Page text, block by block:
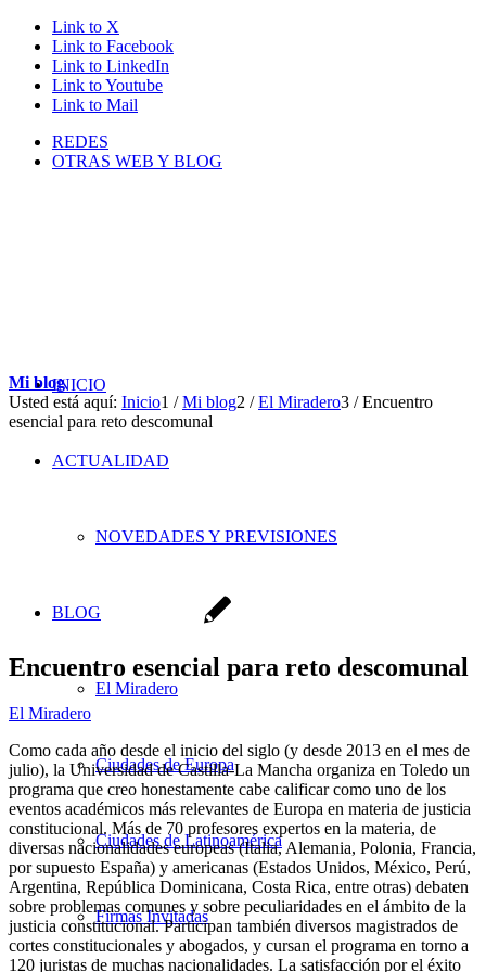
Link to X
Link to Facebook
Link to LinkedIn
Link to Youtube
Link to Mail
REDES
OTRAS WEB Y BLOG
INICIO
ACTUALIDAD
NOVEDADES Y PREVISIONES
BLOG
El Miradero
Ciudades de Europa
Ciudades de Latinoamérica
Firmas Invitadas
Mi blog
Usted está aquí: Inicio1 / Mi blog2 / El Miradero3 / Encuentro
esencial para reto descomunal
Encuentro esencial para reto descomunal
El Miradero
Como cada año desde el inicio del siglo (y desde 2013 en el mes de
julio), la Universidad de Castilla-La Mancha organiza en Toledo un
programa que creo honestamente cabe calificar como uno de los
eventos académicos más relevantes de Europa en materia de justicia
constitucional. Más de 70 profesores expertos en la materia, de
diversas nacionalidades europeas (Italia, Alemania, Polonia, Francia,
por supuesto España) y americanas (Estados Unidos, México, Perú,
Argentina, República Dominicana, Costa Rica, entre otras) debaten
sobre problemas comunes y sobre peculiaridades en el ámbito de la
justicia constitucional. Participan también diversos magistrados de
cortes constitucionales y abogados, y cursan el programa en torno a
120 juristas de muchas nacionalidades. La satisfacción por el éxito